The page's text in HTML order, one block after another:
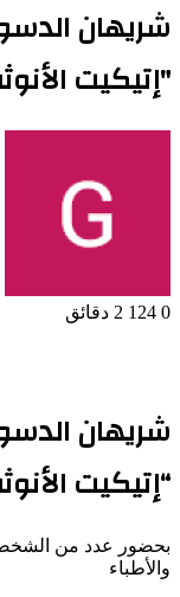
شريهان
"إتيكيت
0
2 دقائق
شريهان
“إتيكيت
بحضور عدد من
والأطباء